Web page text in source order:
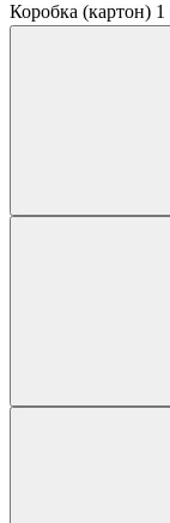
Коробка (картон)